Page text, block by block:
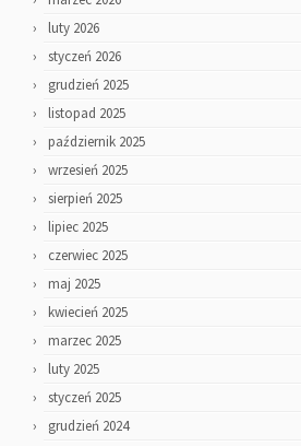
luty 2026
styczeń 2026
grudzień 2025
listopad 2025
październik 2025
wrzesień 2025
sierpień 2025
lipiec 2025
czerwiec 2025
maj 2025
kwiecień 2025
marzec 2025
luty 2025
styczeń 2025
grudzień 2024